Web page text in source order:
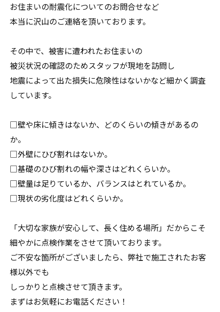
お住まいの耐震化についてのお問合せなど
本当に沢山のご連絡を頂いております。
その中で、被害に遭われたお住まいの
被災状況の確認のためスタッフが現地を訪問し
地震によって出た損失に危険性はないかなど細かく調査
しています。
□壁や床に傾きはないか、どのくらいの傾きがあるの
か。
□外壁にひび割れはないか。
□基礎のひび割れの幅や深さはどれくらいか。
□壁量は足りているか、バランスはとれているか。
□現状の劣化度はどれくらいか。
「大切な家族が安心して、長く住める場所」だからこそ
細やかに点検作業をさせて頂いております。
ご不安な箇所がございましたら、弊社で施工されたお客
様以外でも
しっかりと点検させて頂きます。
まずはお気軽にお電話ください！